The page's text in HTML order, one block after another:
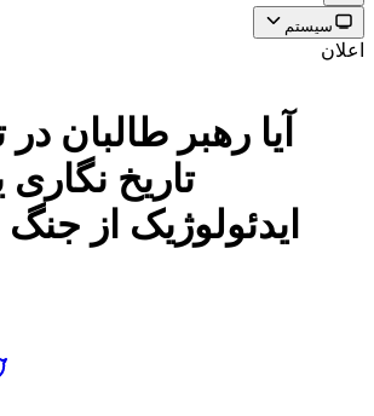
سیستم
اعلان
آيا رهبر طالبان
تاريخ
ايدئولوژیک از